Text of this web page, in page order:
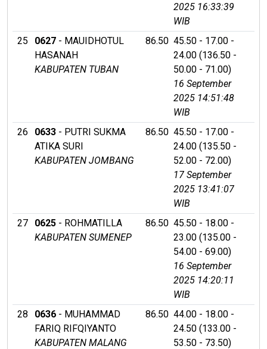
2025 16:33:39
WIB
25
0627 - MAUIDHOTUL
HASANAH
KABUPATEN TUBAN
86.50 45.50 - 17.00 -
24.00 (136.50 -
50.00 - 71.00)
16 September
2025 14:51:48
WIB
26
0633 - PUTRI SUKMA
ATIKA SURI
KABUPATEN JOMBANG
86.50 45.50 - 17.00 -
24.00 (135.50 -
52.00 - 72.00)
17 September
2025 13:41:07
WIB
27
0625 - ROHMATILLA
KABUPATEN SUMENEP
86.50 45.50 - 18.00 -
23.00 (135.00 -
54.00 - 69.00)
16 September
2025 14:20:11
WIB
28
0636 - MUHAMMAD
FARIQ RIFQIYANTO
KABUPATEN MALANG
86.50 44.00 - 18.00 -
24.50 (133.00 -
53.50 - 73.50)